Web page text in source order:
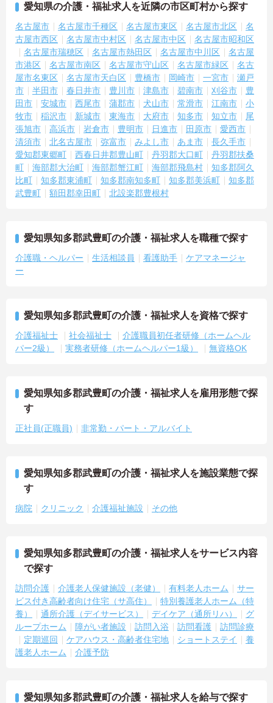
愛知県の介護・福祉求人を近隣の市区町村から探す
名古屋市 名古屋市千種区 名古屋市東区 名古屋市北区
名
古屋市西区
名古屋市中村区 名古屋市中区
名古屋市昭和区
名古屋市瑞穂区
名古屋市熱田区 名古屋市中川区
名古屋
市港区
名古屋市南区 名古屋市守山区 名古屋市緑区
名古
屋市名東区
名古屋市天白区 豊橋市 岡崎市 一宮市
瀬戸
市
半田市 春日井市 豊川市 津島市 碧南市 刈谷市
豊
田市
安城市 西尾市 蒲郡市 犬山市 常滑市 江南市
小
牧市
稲沢市 新城市 東海市 大府市 知多市 知立市
尾
張旭市
高浜市 岩倉市 豊明市 日進市 田原市
愛西市
清須市
北名古屋市 弥富市 みよし市 あま市
長久手市
愛知郡東郷町
西春日井郡豊山町 丹羽郡大口町
丹羽郡扶桑
町
海部郡大治町 海部郡蟹江町 海部郡飛島村
知多郡阿久
比町
知多郡東浦町 知多郡南知多町 知多郡美浜町
知多郡
武豊町
額田郡幸田町 北設楽郡豊根村
愛知県知多郡武豊町の介護・福祉求人を職種で探す
介護職・ヘルパー 生活相談員 看護助手
ケアマネージャ
ー
愛知県知多郡武豊町の介護・福祉求人を資格で探す
介護福祉士 社会福祉士
介護職員初任者研修（ホームヘル
パー2級）
実務者研修（ホームヘルパー1級） 無資格OK
愛知県知多郡武豊町の介護・福祉求人を雇用形態で探
す
正社員(正職員) 非常勤・パート・アルバイト
愛知県知多郡武豊町の介護・福祉求人を施設業態で探
す
病院 クリニック 介護福祉施設 その他
愛知県知多郡武豊町の介護・福祉求人をサービス内容
で探す
訪問介護 介護老人保健施設（老健） 有料老人ホーム
サー
ビス付き高齢者向け住宅（サ高住）
特別養護老人ホーム（特
養）
通所介護（デイサービス） デイケア（通所リハ）
グ
ループホーム
障がい者施設 訪問入浴 訪問看護
訪問診療
定期巡回
ケアハウス・高齢者住宅地 ショートステイ
養
護老人ホーム
介護予防
愛知県知多郡武豊町の介護・福祉求人を給与で探す